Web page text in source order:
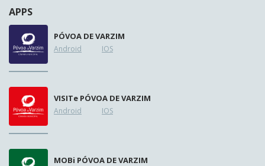
APPS
PÓVOA DE VARZIM
Android IOS
VISITe PÓVOA DE VARZIM
Android IOS
MOBi PÓVOA DE VARZIM